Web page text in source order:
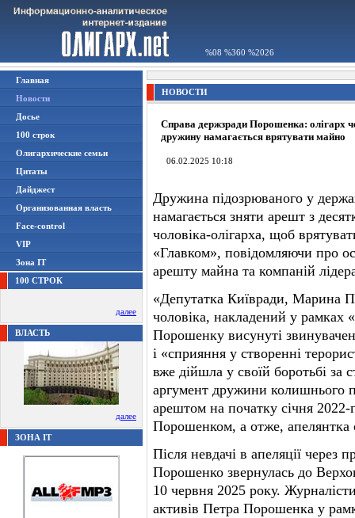
%08 %360 %2026
Главная
Новости
Досье
100 строк
Олигархические семьи
Цитаты
Дайджест
Организованная власть
Face-control
VIP
Зона IT
100 СТРОК
далее
ВЛАСТЬ
далее
ЗОНА IT
НОВОСТИ
Справа держзради Порошенка: олігарх
дружину намагається врятувати майно
06.02.2025 10:18
Дружина підозрюваного у
намагається зняти арешт з
чоловіка-олігарха, щоб
«Главком», повідомляючи про
арешту майна та компаній
«Депутатка Київради, Марина
чоловіка, накладений у рамках
Порошенку висунуті
і «сприяння у створенні
вже дійшла у своїй боротьбі за
аргумент дружини колишнього
арештом на початку січня
Порошенком, а отже, апелянтка
Після невдачі в апеляції через
Порошенко звернулась до
10 червня 2025 року.
активів Петра Порошенка у